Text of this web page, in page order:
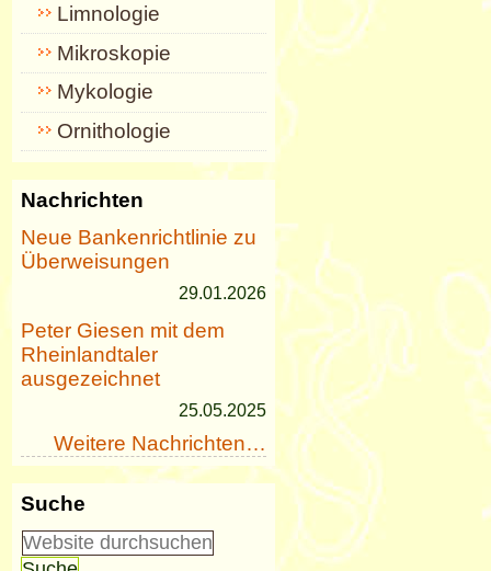
Limnologie
Mikroskopie
Mykologie
Ornithologie
Nachrichten
Neue Bankenrichtlinie zu
Überweisungen
29.01.2026
Peter Giesen mit dem
Rheinlandtaler
ausgezeichnet
25.05.2025
Weitere Nachrichten…
Suche